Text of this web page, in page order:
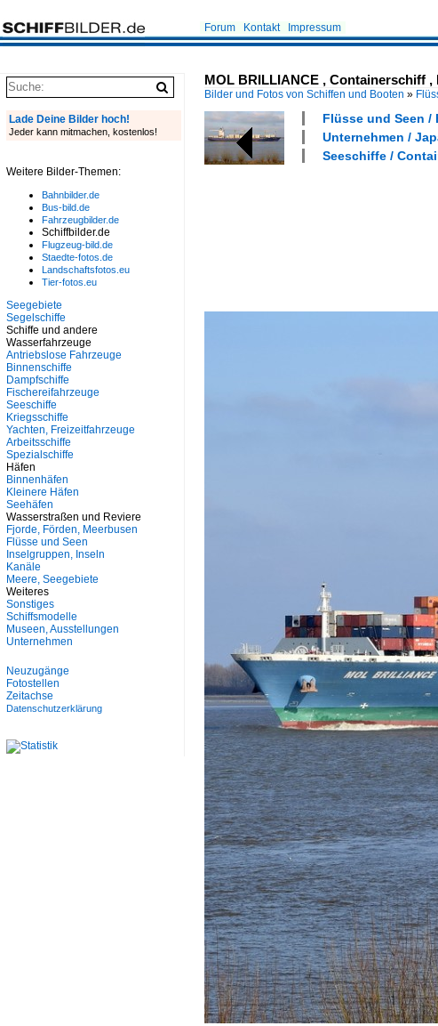
Forum Kontakt Impressum
MOL BRILLIANCE , Containerschiff ,
Bilder und Fotos von Schiffen und Booten »
Flüsse und Seen /
Unternehmen /
Seeschiffe /
Lade Deine Bilder hoch!
Jeder kann mitmachen, kostenlos!
Weitere Bilder-Themen:
Bahnbilder.de
Bus-bild.de
Fahrzeugbilder.de
Schiffbilder.de
Flugzeug-bild.de
Staedte-fotos.de
Landschaftsfotos.eu
Tier-fotos.eu
Seegebiete
Segelschiffe
Schiffe und andere
Wasserfahrzeuge
Antriebslose Fahrzeuge
Binnenschiffe
Dampfschiffe
Fischereifahrzeuge
Seeschiffe
Kriegsschiffe
Yachten, Freizeitfahrzeuge
Arbeitsschiffe
Spezialschiffe
Häfen
Binnenhäfen
Kleinere Häfen
Seehäfen
Wasserstraßen und Reviere
Fjorde, Förden, Meerbusen
Flüsse und Seen
Inselgruppen, Inseln
Kanäle
Meere, Seegebiete
Weiteres
Sonstiges
Schiffsmodelle
Museen, Ausstellungen
Unternehmen
Neuzugänge
Fotostellen
Zeitachse
Datenschutzerklärung